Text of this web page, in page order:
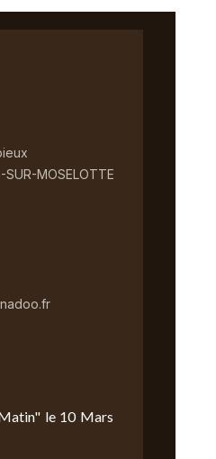
MOSELOTTE
le 10 Mars